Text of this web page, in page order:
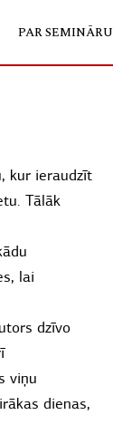
PAR SEMINĀRU
kur ieraudzīt
Tālāk
lai
dzīvo
viņu
dienas,